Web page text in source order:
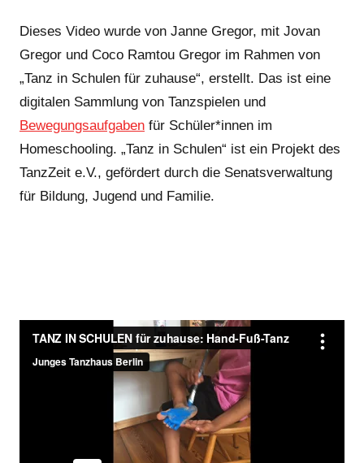
Dieses Video wurde von Janne Gregor, mit Jovan
Gregor und Coco Ramtou Gregor im Rahmen von
„Tanz in Schulen für zuhause“, erstellt. Das ist eine
digitalen Sammlung von Tanzspielen und
Bewegungsaufgaben für Schüler*innen im
Homeschooling. „Tanz in Schulen“ ist ein Projekt des
TanzZeit e.V., gefördert durch die Senatsverwaltung
für Bildung, Jugend und Familie.